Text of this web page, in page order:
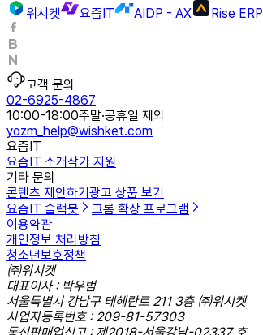
위시켓
요즘IT AIDP - AX Rise ERP
고객 문의
02-6925-4867
10:00-18:00주말·공휴일 제외
yozm_help@wishket.com
요즘IT
요즘IT 소개작가 지원
기타 문의
콘텐츠 제안하기 광고 상품 보기
요즘IT 슬랙봇
크롬 확장 프로그램
이용약관
개인정보 처리방침
청소년보호정책
㈜위시켓
대표이사 : 박우범
서울특별시 강남구 테헤란로 211 3층 ㈜위시켓
사업자등록번호 : 209-81-57303